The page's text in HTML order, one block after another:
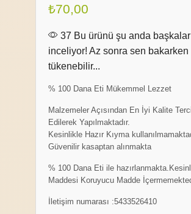
₺70,00
37 Bu ürünü şu anda
inceliyor! Az sonra sen bakarken
tükenebilir...
% 100 Dana Eti Mükemmel Lezzet
Malzemeler Açısından En İyi Kalite
Edilerek Yapılmaktadır.
Kesinlikle Hazır Kıyma
Güvenilir kasaptan alınmakta
% 100 Dana Eti ile
Maddesi Koruyucu Madde
İletişim numarası :5433526410